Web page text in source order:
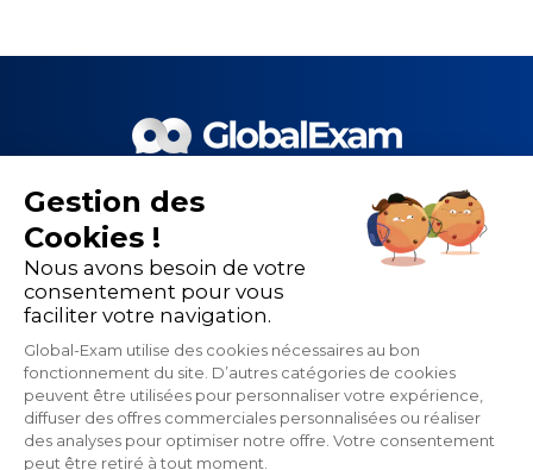
Le meilleur de la EdTech et de
nos 1 500 partenaires pour la
performance de la formation
linguistique
Gestion des
Cookies !
Nous avons besoin de votre
consentement pour vous
faciliter votre navigation.
Global-Exam utilise des cookies nécessaires au bon
fonctionnement du site. D’autres catégories de cookies
peuvent être utilisées pour personnaliser votre expérience,
diffuser des offres commerciales personnalisées ou réaliser
des analyses pour optimiser notre offre. Votre consentement
peut être retiré à tout moment.